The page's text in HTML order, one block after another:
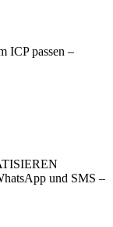
ICP passen –
und SMS –